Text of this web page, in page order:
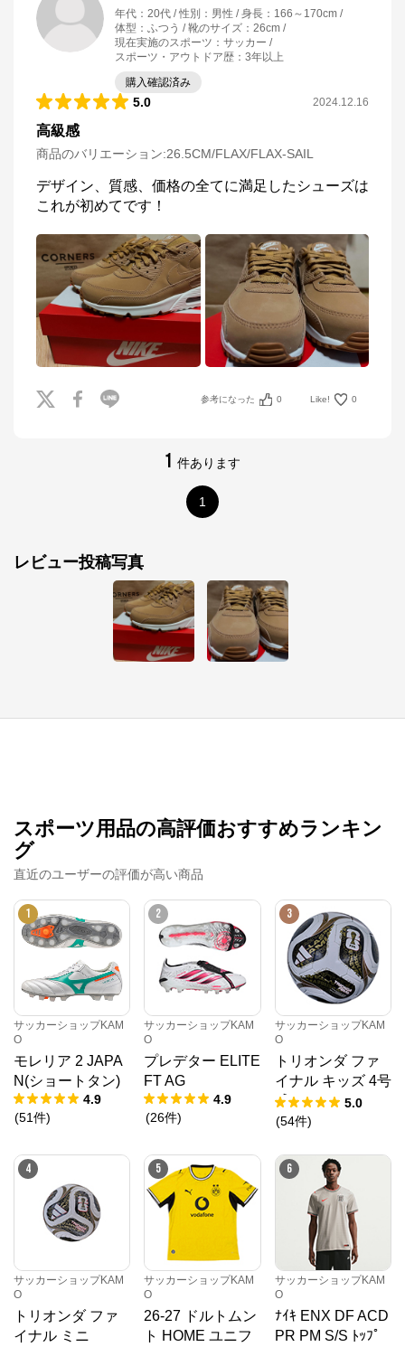
年代 ： 20代 性別 ： 男性 身長 ： 166～170cm
体型 ： ふつう 靴のサイズ ： 26cm
現在実施のスポーツ ： サッカー
スポーツ・アウトドア歴 ： 3年以上
購入確認済み
5.0 2024.12.16
高級感
商品のバリエーション:26.5CM/FLAX/FLAX-SAIL
デザイン、質感、価格の全てに満足したシューズは
これが初めてです！
参考になった 0 Like! 0
1 件あります
1
レビュー投稿写真
スポーツ用品の高評価おすすめランキン
グ
直近のユーザーの評価が高い商品
1
サッカーショップKAM
O
モレリア 2 JAPA
N(ショートタン)
4.9
(51件)
2
サッカーショップKAM
O
プレデター ELITE
FT AG
4.9
(26件)
3
サッカーショップKAM
O
トリオンダ ファ
イナル キッズ 4号
球
5.0
(54件)
4
サッカーショップKAM
O
トリオンダ ファ
イナル ミニ
5
サッカーショップKAM
O
26-27 ドルトムン
ト HOME ユニフ
6
サッカーショップKAM
O
ﾅｲｷ ENX DF ACD
PR PM S/S ﾄｯﾌﾟ